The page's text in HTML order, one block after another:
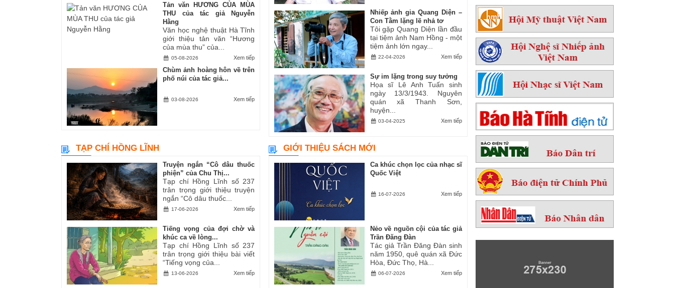
Tản văn HƯƠNG CỦA MÙA
THU của tác giả Nguyễn
Hằng
Văn học nghệ thuật Hà Tĩnh
giới thiệu tản văn “Hương
của mùa thu” của...
Xem tiếp
05-08-2026
Chùm ảnh hoàng hôn về trên
phố núi của tác giả...
Xem tiếp
03-08-2026
Nhiếp ảnh gia Quang Diện –
Con Tằm lặng lẽ nhả tơ
Tôi gặp Quang Diện lần đầu
tại tiệm ảnh Nam Hồng - một
tiệm ảnh lớn ngay...
Xem tiếp
22-04-2026
Sự im lặng trong suy tưởng
Họa sĩ Lê Anh Tuấn sinh
ngày 13/3/1943. Nguyên
quán xã Thanh Sơn,
huyện...
Xem tiếp
03-04-2025
TẠP CHÍ HỒNG LĨNH
Truyện ngắn “Cô dâu thuốc
phiện” của Chu Thị...
Tạp chí Hồng Lĩnh số 237
trân trọng giới thiệu truyện
ngắn “Cô dâu thuốc...
Xem tiếp
17-06-2026
Tiếng vọng của đợi chờ và
khúc ca về lòng...
Tạp chí Hồng Lĩnh số 237
trân trọng giới thiệu bài viết
“Tiếng vọng của...
Xem tiếp
13-06-2026
GIỚI THIỆU SÁCH MỚI
Ca khúc chọn lọc của nhạc sĩ
Quốc Việt
Xem tiếp
16-07-2026
Nẻo về nguồn cội của tác giả
Trần Đăng Đàn
Tác giả Trần Đăng Đàn sinh
năm 1950, quê quán xã Đức
Hòa, Đức Thọ, Hà...
Xem tiếp
06-07-2026